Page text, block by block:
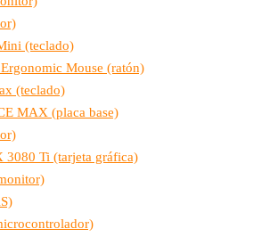
(teclado)
Mouse (ratón)
(teclado)
MAX (placa base)
3080 Ti (tarjeta gráfica)